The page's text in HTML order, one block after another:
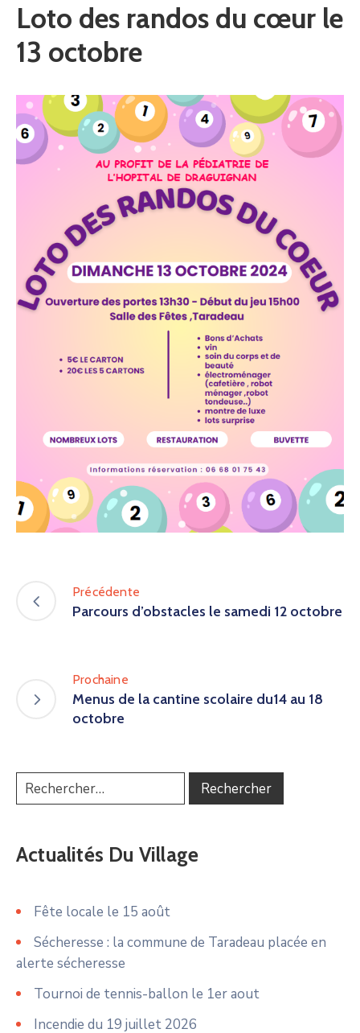
Loto des randos du cœur le
13 octobre
Précédente
Parcours d’obstacles le samedi 12 octobre
Prochaine
Menus de la cantine scolaire du14 au 18
octobre
Actualités Du Village
Fête locale le 15 août
Sécheresse : la commune de Taradeau placée en
alerte sécheresse
Tournoi de tennis-ballon le 1er aout
Incendie du 19 juillet 2026